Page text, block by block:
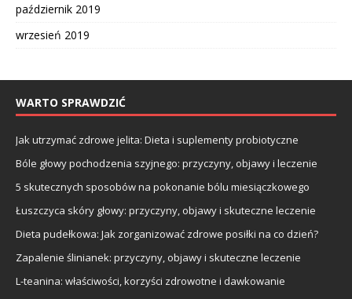
październik 2019
wrzesień 2019
WARTO SPRAWDZIĆ
Jak utrzymać zdrowe jelita: Dieta i suplementy probiotyczne
Bóle głowy pochodzenia szyjnego: przyczyny, objawy i leczenie
5 skutecznych sposobów na pokonanie bólu miesiączkowego
Łuszczyca skóry głowy: przyczyny, objawy i skuteczne leczenie
Dieta pudełkowa: Jak zorganizować zdrowe posiłki na co dzień?
Zapalenie ślinianek: przyczyny, objawy i skuteczne leczenie
L-teanina: właściwości, korzyści zdrowotne i dawkowanie